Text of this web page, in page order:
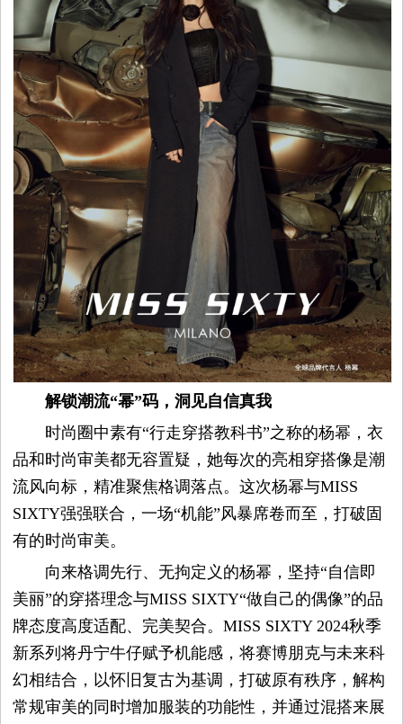
讯
时
尚
奢
容
试
生
活
乐
视
觉
解锁潮流“幂”码，洞见自信真我
时尚圈中素有“行走穿搭教科书”之称的杨幂，衣
品和时尚审美都无容置疑，她每次的亮相穿搭像是潮
流风向标，精准聚焦格调落点。这次杨幂与MISS
SIXTY强强联合，一场“机能”风暴席卷而至，打破固
有的时尚审美。
向来格调先行、无拘定义的杨幂，坚持“自信即
美丽”的穿搭理念与MISS SIXTY“做自己的偶像”的品
牌态度高度适配、完美契合。MISS SIXTY 2024秋季
新系列将丹宁牛仔赋予机能感，将赛博朋克与未来科
幻相结合，以怀旧复古为基调，打破原有秩序，解构
常规审美的同时增加服装的功能性，并通过混搭来展